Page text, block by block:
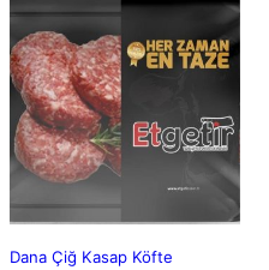
Dana Çiğ Kasap Köfte